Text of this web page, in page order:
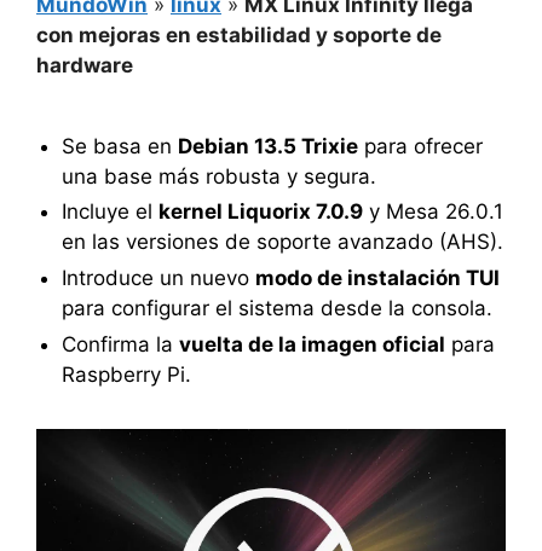
MundoWin » linux » MX Linux Infinity llega
con mejoras en estabilidad y soporte de
hardware
Se basa en Debian 13.5 Trixiepara ofrecer
una base más robusta y segura.
Incluye el kernel Liquorix 7.0.9y Mesa 26.0.1
en las versiones de soporte avanzado (AHS).
Introduce un nuevo modo de instalación TUI
para configurar el sistema desde la consola.
Confirma la vuelta de la imagen oficial para
Raspberry Pi.